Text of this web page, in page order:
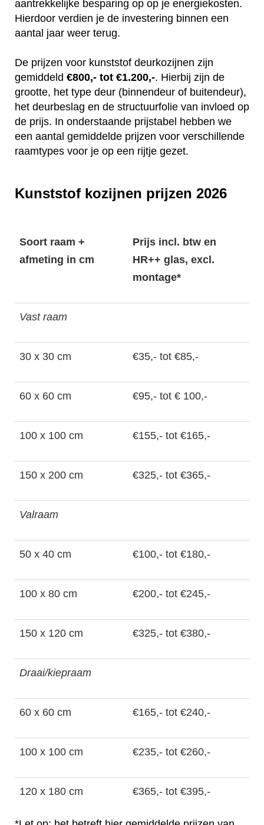
aantrekkelijke besparing op op je energiekosten.
Hierdoor verdien je de investering binnen een
aantal jaar weer terug.
De prijzen voor kunststof deurkozijnen zijn
gemiddeld €800,- tot €1.200,-. Hierbij zijn de
grootte, het type deur (binnendeur of buitendeur),
het deurbeslag en de structuurfolie van invloed op
de prijs. In onderstaande prijstabel hebben we
een aantal gemiddelde prijzen voor verschillende
raamtypes voor je op een rijtje gezet.
Kunststof kozijnen prijzen 2026
Soort raam +
afmeting in cm
Prijs incl. btw en
HR++ glas, excl.
montage*
Vast raam
30 x 30 cm €35,- tot €85,-
60 x 60 cm €95,- tot € 100,-
100 x 100 cm €155,- tot €165,-
150 x 200 cm €325,- tot €365,-
Valraam
50 x 40 cm €100,- tot €180,-
100 x 80 cm €200,- tot €245,-
150 x 120 cm €325,- tot €380,-
Draai/kiepraam
60 x 60 cm €165,- tot €240,-
100 x 100 cm €235,- tot €260,-
120 x 180 cm €365,- tot €395,-